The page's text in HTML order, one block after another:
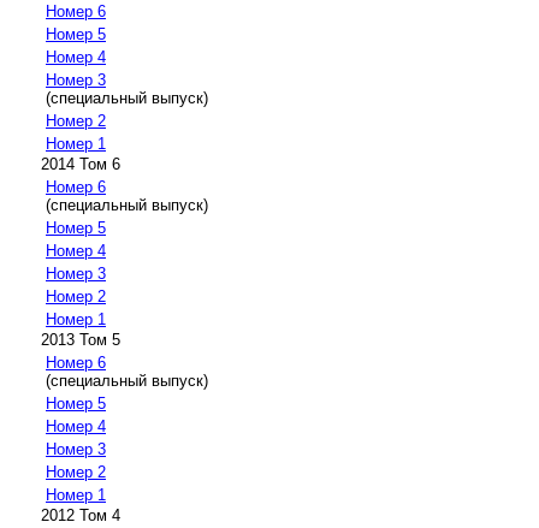
Номер 6
Номер 5
Номер 4
Номер 3
(специальный выпуск)
Номер 2
Номер 1
2014 Том 6
Номер 6
(специальный выпуск)
Номер 5
Номер 4
Номер 3
Номер 2
Номер 1
2013 Том 5
Номер 6
(специальный выпуск)
Номер 5
Номер 4
Номер 3
Номер 2
Номер 1
2012 Том 4